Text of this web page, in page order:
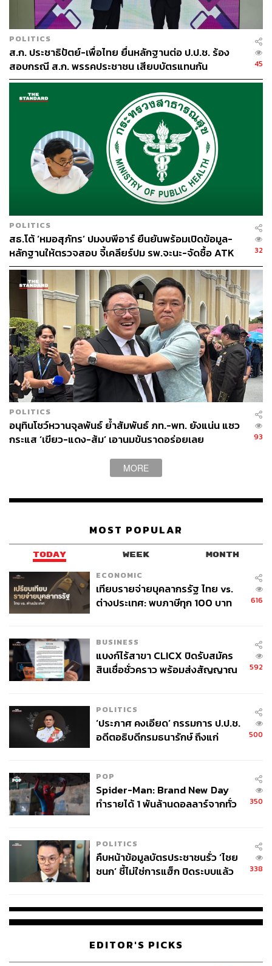
“แน่นอนว่าสุดท้ายคนที่มาร่วมทางกับเรา ก็คงจะมีความ
หลากหลาย ในอดีตคงเปลี่ยนแปลงอะไรไม่ได้ แต่เวลาจะเป็น
เครื่องพิสูจน์ว่าสุดท้ายสิ่งที่เราพยายามเดินอยู่ คิดถูกหรือคิด
“แต่ผมยืนยันว่าโดยเจตนาของเราชัดเจน เราไม่ได้ต้องการ
สนับสนุนระบอบรัฐประหาร เราไม่เคยเห็นด้วย ดังนั้น ไม่ใช่
การเปลี่ยนจุดยืน” รังสิมันต์กล่าว
น้อมรับคำวิจารณ์ เวลาเป็นเครื่องพิสูจน์
รังสิมันต์ยังมองว่า กระแสวิจารณ์ทั้งจากคนภายในและ
ภายนอกพรรคเป็นเรื่องที่ดี เพราะสะท้อนว่าเป็นพรรคที่ไม่มี
เจ้าของ และแต่ละคนมีความตื่นตัวกับการเมือง นอกจากนี้
ยังไม่มองว่าเป็นการตั้งธงประนีประนอม แต่เป็นเรื่องของการ
ชี้ให้เห็นปัญหา ทั้งรัฐธรรมนูญ กรณีฮั้วเลือก สว. ปัญหาการ
ทุจริตอีกมากมาย นี่คือศัตรูที่กำลังทำลายชาติ จะมีใครมา
ร่วมกับพวกเราบ้าง
อย่างไรก็ตาม รังสิมันต์ขอไม่ลงในรายละเอียดถึง
กระบวนการสรรหาคัดเลือกสุรพลเข้ามา แต่ย้ำว่าไม่มี ‘โปลิด
บูโร’ ในพรรคตามที่พูดกัน และสุรพลเองก็มีส่วนร่วมกับ
พรรคประชาชนมาก่อนหน้านี้ อย่างน้อยคือเป็นพยานในคดี
ความต่างๆ ก่อนสรุปว่า เมื่อผู้บริหารตัดสินใจแบบนี้ ก็ต้อง
พิสูจน์กันด้วยเวลาว่าเราคิดถูกหรือผิด
TAGS: พรรคเพื่อไทย
มหาวิทยาลัยธรรมศาสตร์
คณะรักษาความสงบแห่งชาติ
สภานิติบัญญัติแห่งชาติ
พรรคภูมิใจไทย
เลือกตั้งผู้ว่าฯ กทม
พรรคประชาชน
เลือกตั้งผู้ว่าฯ กทม. 2569
รังสิมันต์ โรม
146
THE STANDARD TEAM
กองบรรณาธิการ THE STANDARD
POLITICS
ส.ก. ประชาธิปัตย์-เพื่อไทย ยื่นหลักฐานต่อ ป.ป.ช. ร้อง
สอบกรณี ส.ก. พรรคประชาชน เสียบบัตรแทนกัน
45
POLITICS
สธ.โต้ ‘หมอสุภัทร’ ปมงบพีอาร์ ยืนยันพร้อมเปิดข้อมูล-
หลักฐานให้ตรวจสอบ จี้เคลียร์ปม รพ.จะนะ-จัดซื้อ ATK
32
POLITICS
อนุทินโชว์หวานจุลพันธ์ ย้ำสัมพันธ์ ภท.-พท. ยังแน่น แซว
กระแส ‘เขียว-แดง-ส้ม’ เอานมข้นราดอร่อยเลย
93
MORE
MOST POPULAR
TODAY WEEK MONTH
ECONOMIC
เทียบรายจ่ายบุคลากรรัฐ ไทย vs.
ต่างประเทศ: พบภาษีทุก 100 บาท
616
BUSINESS
แบงก์ไร้สาขา CLICX ปิดรับสมัคร
สินเชื่อชั่วคราว พร้อมส่งสัญญาณ
592
POLITICS
‘ประภาศ คงเอียด’ กรรมการ ป.ป.ช.
อดีตอธิบดีกรมธนารักษ์ ถึงแก่
500
POP
Spider-Man: Brand New Day
ทำรายได้ 1 พันล้านดอลลาร์จากทั่ว
350
POLITICS
คืบหน้าข้อมูลบัตรประชาชนรั่ว ‘ไชย
ชนก’ ชี้ไม่ใช่การแฮ็ก ปิดระบบแล้ว
338
EDITOR'S PICKS